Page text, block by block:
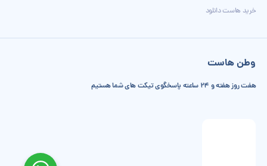
خرید هاست دانلود
وطن هاست
هفت روز هفته و 24 ساعته پاسخگوی تیکت های شما هستیم